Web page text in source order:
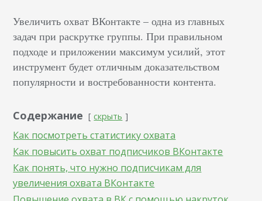
Увеличить охват ВКонтакте – одна из главных
задач при раскрутке группы. При правильном
подходе и приложении максимум усилий, этот
инструмент будет отличным доказательством
популярности и востребованности контента.
Содержание скрыть
Как посмотреть статистику охвата
Как повысить охват подписчиков ВКонтакте
Как понять, что нужно подписчикам для
увеличения охвата ВКонтакте